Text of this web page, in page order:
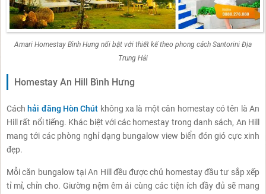
Amari Homestay Bình Hưng nổi bật với thiết kế theo phong cách Santorini Địa
Trung Hải
Homestay An Hill Bình Hưng
Cách hải đăng Hòn Chút không xa là một căn homestay có tên là An
Hill rất nổi tiếng. Khác biệt với các homestay trong danh sách, An Hill
mang tới các phòng nghỉ dạng bungalow view biển đón gió cực xinh
đẹp.
Mỗi căn bungalow tại An Hill đều được chủ homestay đầu tư sắp xếp
tỉ mỉ, chỉn cho. Giường nệm êm ái cùng các tiện ích đầy đủ sẽ mang